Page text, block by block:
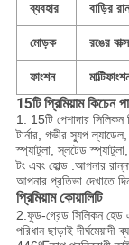
ব্যবহার বাড়ির
মোড়ক রঙের বাক্স
ফাংশন
15টি প্রিমিয়াম কিচেন
1. 15টি পেশাদার সিলিকন
টার্নার, গভীর স্যুপ
স্প্যাটুলা, স্লটেড
টং এবং হোল্ড .আপনার
আপনার প্রতিভা দেখাতে
প্রিমিয়াম কোয়ালিটি
2.ফুড-গ্রেড সিলিকন হেড
পরিধান ছাড়াই